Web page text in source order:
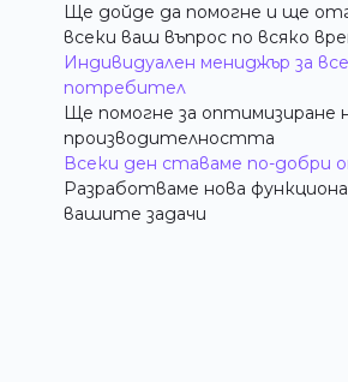
Ще дойде да помогне и ще
всеки ваш въпрос по всяко
Индивидуален мениджър за
потребител
Ще помогне за оптимизиране
производителността
Всеки ден ставаме по-добри
Разработваме нова
вашите задачи